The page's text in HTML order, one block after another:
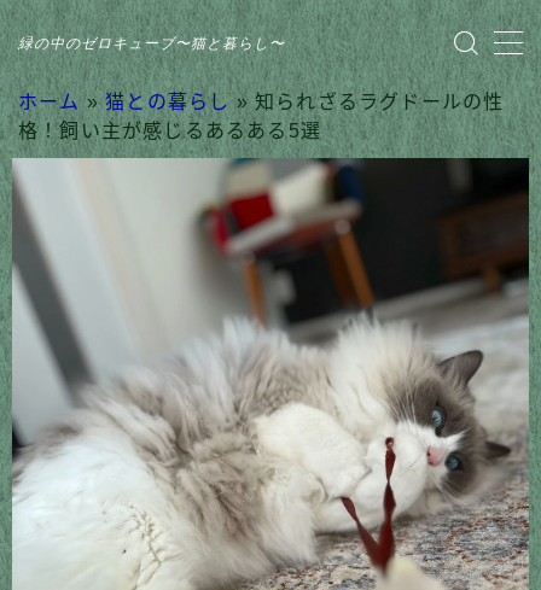
緑の中のゼロキューブ〜猫と暮らし〜
MENU
HOME
おすすめ商品
家のこと
日記
猫との暮らし
ホーム » 猫との暮らし » 知られざるラグドールの性
格！飼い主が感じるあるある5選